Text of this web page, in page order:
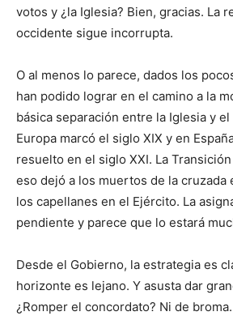
votos y ¿la Iglesia? Bien, gracias. La
occidente sigue incorrupta.
O al menos lo parece, dados los
han podido lograr en el camino a la
básica separación entre la Iglesia y el
Europa marcó el siglo XIX y en
resuelto en el siglo XXI. La
eso dejó a los muertos de la cruzada
los capellanes en el Ejército. La
pendiente y parece que lo estará
Desde el Gobierno, la estrategia es
horizonte es lejano. Y asusta dar
¿Romper el concordato? Ni de